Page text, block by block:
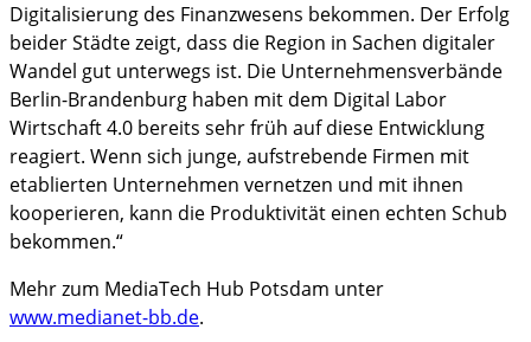
Digitalisierung des Finanzwesens bekommen. Der Erfolg
beider Städte zeigt, dass die Region in Sachen digitaler
Wandel gut unterwegs ist. Die Unternehmensverbände
Berlin-Brandenburg haben mit dem Digital Labor
Wirtschaft 4.0 bereits sehr früh auf diese Entwicklung
reagiert. Wenn sich junge, aufstrebende Firmen mit
etablierten Unternehmen vernetzen und mit ihnen
kooperieren, kann die Produktivität einen echten Schub
bekommen.“
Mehr zum MediaTech Hub Potsdam unter
www.medianet-bb.de.